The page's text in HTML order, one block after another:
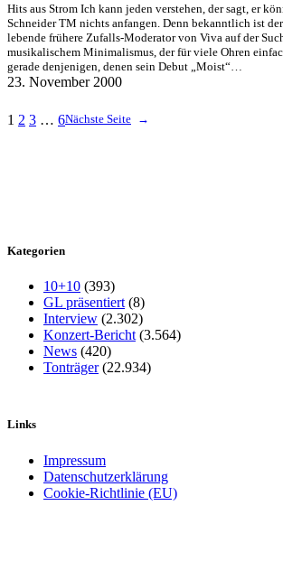
Hits aus Strom Ich kann jeden verstehen, der sagt, er
Schneider TM nichts anfangen. Denn bekanntlich ist
lebende frühere Zufalls-Moderator von Viva auf der
musikalischem Minimalismus, der für viele Ohren
gerade denjenigen, denen sein Debut „Moist“…
23. November 2000
1 2 3 … 6Nächste Seite →
Kategorien
10+10 (393)
GL präsentiert (8)
Interview (2.302)
Konzert-Bericht (3.564)
News (420)
Tonträger(22.934)
Links
Impressum
Datenschutzerklärung
Cookie-Richtlinie (EU)